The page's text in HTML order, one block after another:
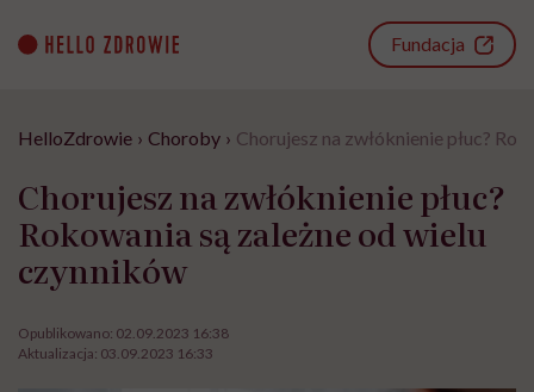
content
Fundacja
HelloZdrowie › Choroby › Chorujesz na zwłóknienie płuc?
Chorujesz na zwłóknienie płuc?
Rokowania są zależne od wielu
czynników
Opublikowano: 02.09.2023 16:38
Aktualizacja: 03.09.2023 16:33